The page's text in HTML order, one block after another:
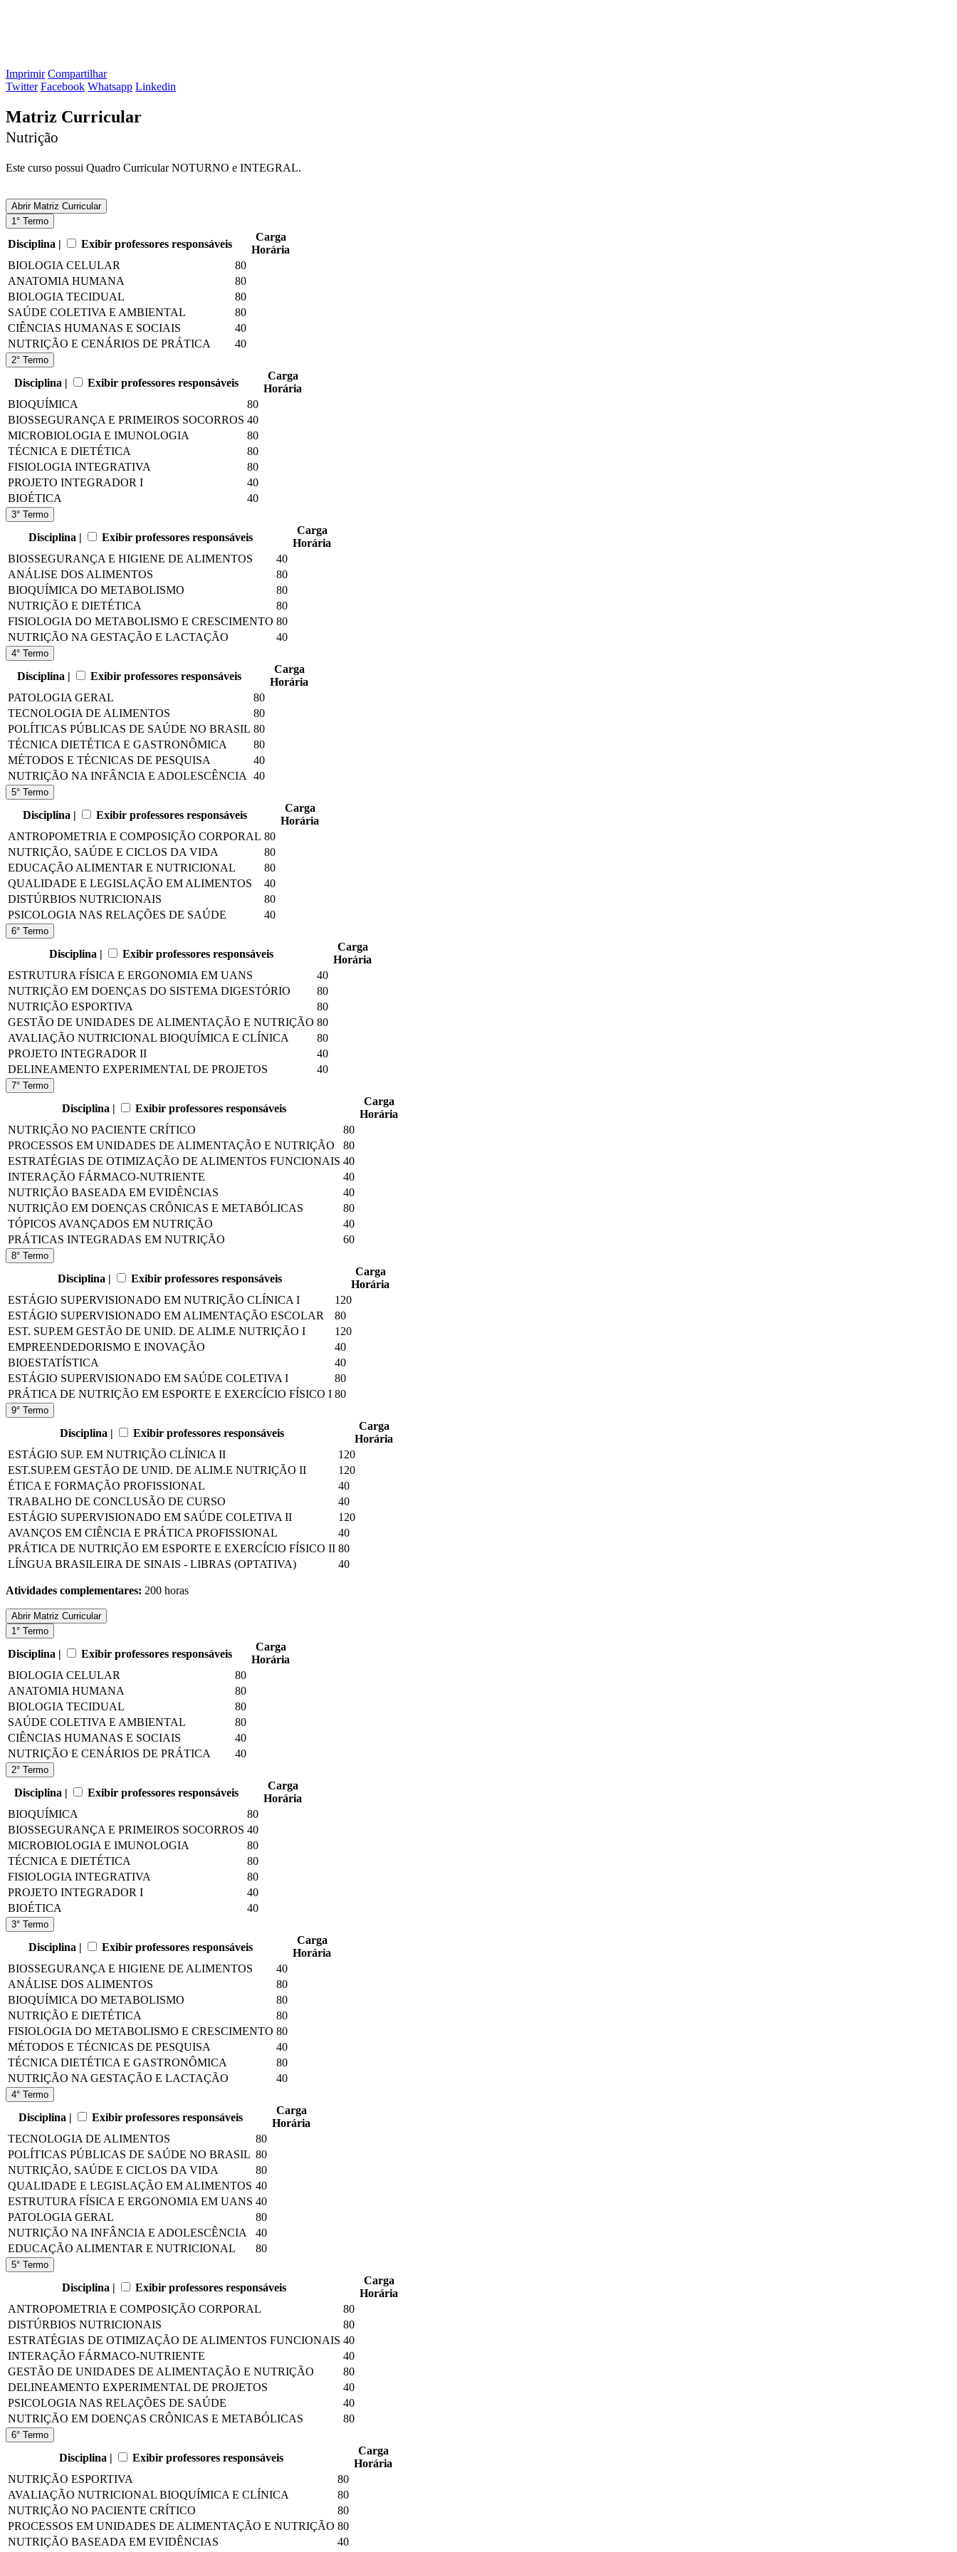
Imprimir Compartilhar
Twitter Facebook Whatsapp Linkedin
Matriz Curricular
Nutrição
Este curso possui Quadro Curricular NOTURNO e INTEGRAL.
AbrirMatriz Curricular
1° Termo
Disciplina | Exibir professores responsáveis
Carga
Horária
BIOLOGIA CELULAR
80
ANATOMIA HUMANA
80
BIOLOGIA TECIDUAL
80
SAÚDE COLETIVA E AMBIENTAL
80
CIÊNCIAS HUMANAS E SOCIAIS
40
NUTRIÇÃO E CENÁRIOS DE PRÁTICA
40
2° Termo
Disciplina | Exibir professores responsáveis
Carga
Horária
BIOQUÍMICA
80
BIOSSEGURANÇA E PRIMEIROS SOCORROS 40
MICROBIOLOGIA E IMUNOLOGIA
80
TÉCNICA E DIETÉTICA
80
FISIOLOGIA INTEGRATIVA
80
PROJETO INTEGRADOR I
40
BIOÉTICA
40
3° Termo
Disciplina | Exibir professores responsáveis
Carga
Horária
BIOSSEGURANÇA E HIGIENE DE ALIMENTOS
40
ANÁLISE DOS ALIMENTOS
80
BIOQUÍMICA DO METABOLISMO
80
NUTRIÇÃO E DIETÉTICA
80
FISIOLOGIA DO METABOLISMO E CRESCIMENTO 80
NUTRIÇÃO NA GESTAÇÃO E LACTAÇÃO
40
4° Termo
Disciplina | Exibir professores responsáveis
Carga
Horária
PATOLOGIA GERAL
80
TECNOLOGIA DE ALIMENTOS
80
POLÍTICAS PÚBLICAS DE SAÚDE NO BRASIL 80
TÉCNICA DIETÉTICA E GASTRONÔMICA
80
MÉTODOS E TÉCNICAS DE PESQUISA
40
NUTRIÇÃO NA INFÂNCIA E ADOLESCÊNCIA
40
5° Termo
Disciplina | Exibir professores responsáveis
Carga
Horária
ANTROPOMETRIA E COMPOSIÇÃO CORPORAL 80
NUTRIÇÃO, SAÚDE E CICLOS DA VIDA
80
EDUCAÇÃO ALIMENTAR E NUTRICIONAL
80
QUALIDADE E LEGISLAÇÃO EM ALIMENTOS
40
DISTÚRBIOS NUTRICIONAIS
80
PSICOLOGIA NAS RELAÇÕES DE SAÚDE
40
6° Termo
Disciplina | Exibir professores responsáveis
Carga
Horária
ESTRUTURA FÍSICA E ERGONOMIA EM UANS
40
NUTRIÇÃO EM DOENÇAS DO SISTEMA DIGESTÓRIO
80
NUTRIÇÃO ESPORTIVA
80
GESTÃO DE UNIDADES DE ALIMENTAÇÃO E NUTRIÇÃO 80
AVALIAÇÃO NUTRICIONAL BIOQUÍMICA E CLÍNICA
80
PROJETO INTEGRADOR II
40
DELINEAMENTO EXPERIMENTAL DE PROJETOS
40
7° Termo
Disciplina | Exibir professores responsáveis
Carga
Horária
NUTRIÇÃO NO PACIENTE CRÍTICO
80
PROCESSOS EM UNIDADES DE ALIMENTAÇÃO E NUTRIÇÃO
80
ESTRATÉGIAS DE OTIMIZAÇÃO DE ALIMENTOS FUNCIONAIS 40
INTERAÇÃO FÁRMACO-NUTRIENTE
40
NUTRIÇÃO BASEADA EM EVIDÊNCIAS
40
NUTRIÇÃO EM DOENÇAS CRÔNICAS E METABÓLICAS
80
TÓPICOS AVANÇADOS EM NUTRIÇÃO
40
PRÁTICAS INTEGRADAS EM NUTRIÇÃO
60
8° Termo
Disciplina | Exibir professores responsáveis
Carga
Horária
ESTÁGIO SUPERVISIONADO EM NUTRIÇÃO CLÍNICA I
120
ESTÁGIO SUPERVISIONADO EM ALIMENTAÇÃO ESCOLAR
80
EST. SUP.EM GESTÃO DE UNID. DE ALIM.E NUTRIÇÃO I
120
EMPREENDEDORISMO E INOVAÇÃO
40
BIOESTATÍSTICA
40
ESTÁGIO SUPERVISIONADO EM SAÚDE COLETIVA I
80
PRÁTICA DE NUTRIÇÃO EM ESPORTE E EXERCÍCIO FÍSICO I 80
9° Termo
Disciplina | Exibir professores responsáveis
Carga
Horária
ESTÁGIO SUP. EM NUTRIÇÃO CLÍNICA II
120
EST.SUP.EM GESTÃO DE UNID. DE ALIM.E NUTRIÇÃO II
120
ÉTICA E FORMAÇÃO PROFISSIONAL
40
TRABALHO DE CONCLUSÃO DE CURSO
40
ESTÁGIO SUPERVISIONADO EM SAÚDE COLETIVA II
120
AVANÇOS EM CIÊNCIA E PRÁTICA PROFISSIONAL
40
PRÁTICA DE NUTRIÇÃO EM ESPORTE E EXERCÍCIO FÍSICO II 80
LÍNGUA BRASILEIRA DE SINAIS - LIBRAS (OPTATIVA)
40
Atividades complementares: 200 horas
AbrirMatriz Curricular
1° Termo
Disciplina | Exibir professores responsáveis
Carga
Horária
BIOLOGIA CELULAR
80
ANATOMIA HUMANA
80
BIOLOGIA TECIDUAL
80
SAÚDE COLETIVA E AMBIENTAL
80
CIÊNCIAS HUMANAS E SOCIAIS
40
NUTRIÇÃO E CENÁRIOS DE PRÁTICA
40
2° Termo
Disciplina | Exibir professores responsáveis
Carga
Horária
BIOQUÍMICA
80
BIOSSEGURANÇA E PRIMEIROS SOCORROS 40
MICROBIOLOGIA E IMUNOLOGIA
80
TÉCNICA E DIETÉTICA
80
FISIOLOGIA INTEGRATIVA
80
PROJETO INTEGRADOR I
40
BIOÉTICA
40
3° Termo
Disciplina | Exibir professores responsáveis
Carga
Horária
BIOSSEGURANÇA E HIGIENE DE ALIMENTOS
40
ANÁLISE DOS ALIMENTOS
80
BIOQUÍMICA DO METABOLISMO
80
NUTRIÇÃO E DIETÉTICA
80
FISIOLOGIA DO METABOLISMO E CRESCIMENTO 80
MÉTODOS E TÉCNICAS DE PESQUISA
40
TÉCNICA DIETÉTICA E GASTRONÔMICA
80
NUTRIÇÃO NA GESTAÇÃO E LACTAÇÃO
40
4° Termo
Disciplina | Exibir professores responsáveis
Carga
Horária
TECNOLOGIA DE ALIMENTOS
80
POLÍTICAS PÚBLICAS DE SAÚDE NO BRASIL 80
NUTRIÇÃO, SAÚDE E CICLOS DA VIDA
80
QUALIDADE E LEGISLAÇÃO EM ALIMENTOS 40
ESTRUTURA FÍSICA E ERGONOMIA EM UANS 40
PATOLOGIA GERAL
80
NUTRIÇÃO NA INFÂNCIA E ADOLESCÊNCIA
40
EDUCAÇÃO ALIMENTAR E NUTRICIONAL
80
5° Termo
Disciplina | Exibir professores responsáveis
Carga
Horária
ANTROPOMETRIA E COMPOSIÇÃO CORPORAL
80
DISTÚRBIOS NUTRICIONAIS
80
ESTRATÉGIAS DE OTIMIZAÇÃO DE ALIMENTOS FUNCIONAIS 40
INTERAÇÃO FÁRMACO-NUTRIENTE
40
GESTÃO DE UNIDADES DE ALIMENTAÇÃO E NUTRIÇÃO
80
DELINEAMENTO EXPERIMENTAL DE PROJETOS
40
PSICOLOGIA NAS RELAÇÕES DE SAÚDE
40
NUTRIÇÃO EM DOENÇAS CRÔNICAS E METABÓLICAS
80
6° Termo
Disciplina | Exibir professores responsáveis
Carga
Horária
NUTRIÇÃO ESPORTIVA
80
AVALIAÇÃO NUTRICIONAL BIOQUÍMICA E CLÍNICA
80
NUTRIÇÃO NO PACIENTE CRÍTICO
80
PROCESSOS EM UNIDADES DE ALIMENTAÇÃO E NUTRIÇÃO 80
NUTRIÇÃO BASEADA EM EVIDÊNCIAS
40